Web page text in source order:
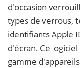
d'occasion
types de verrous,
identifiants Apple
d'écran. Ce
gamme